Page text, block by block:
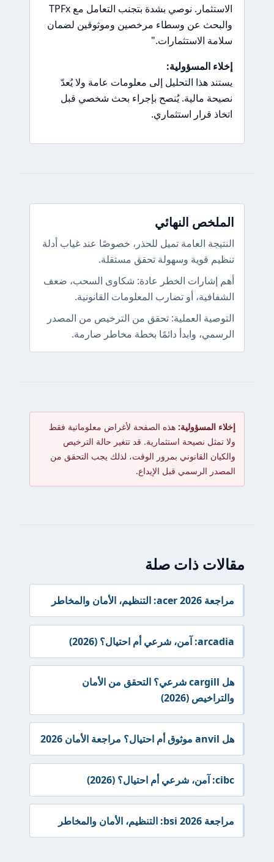
الاستثمار. نوصي بشدة بتجنب التعامل مع TPFx
والبحث عن وسطاء مرخصين وموثوقين لضمان
سلامة الاستثمارات."
إخلاء المسؤولية:
يستند هذا التحليل إلى معلومات عامة ولا يُعدّ
نصيحة مالية. يُنصح بإجراء بحث شخصي قبل
اتخاذ قرار استثماري.
الملخص النهائي
النتيجة العامة تميل للحذر، خصوصًا عند غياب أدلة
تنظيم قوية وسهولة تحقق مستقلة.
أهم إشارات الخطر عادة: شكاوى السحب، ضعف
الشفافية، أو تضارب المعلومات القانونية.
التوصية العملية: تحقق من الترخيص من المصدر
الرسمي، وابدأ دائمًا بخطة مخاطر صارمة.
إخلاء المسؤولية: هذه الصفحة لأغراض معلوماتية فقط
ولا تمثل نصيحة استثمارية. قد تتغير حالة الترخيص
والكيان القانوني بمرور الوقت، لذلك يجب التحقق من
المصدر الرسمي قبل الإيداع.
مقالات ذات صلة
مراجعة acer 2026: التنظيم، الأمان والمخاطر
arcadia: آمن، شرعي أم احتيال؟ (2026)
هل cargill شرعي؟ التحقق من الأمان
والتراخيص (2026)
هل anvil موثوق أم احتيال؟ مراجعة الأمان 2026
cibc: آمن، شرعي أم احتيال؟ (2026)
مراجعة bsi 2026: التنظيم، الأمان والمخاطر